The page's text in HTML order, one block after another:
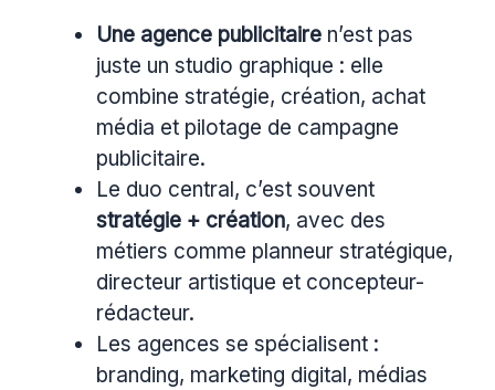
Une agence publicitaire n’est pas
juste un studio graphique : elle
combine stratégie, création, achat
média et pilotage de campagne
publicitaire.
Le duo central, c’est souvent
stratégie + création, avec des
métiers comme planneur stratégique,
directeur artistique et concepteur-
rédacteur.
Les agences se spécialisent :
branding, marketing digital, médias